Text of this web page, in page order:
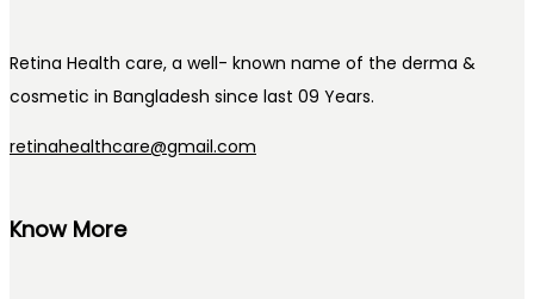
Retina Health care, a well- known name of the derma &
cosmetic in Bangladesh since last 09 Years.
retinahealthcare@gmail.com
Know More